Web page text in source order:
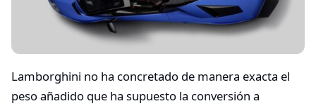
Lamborghini no ha concretado de manera exacta el
peso añadido que ha supuesto la conversión a